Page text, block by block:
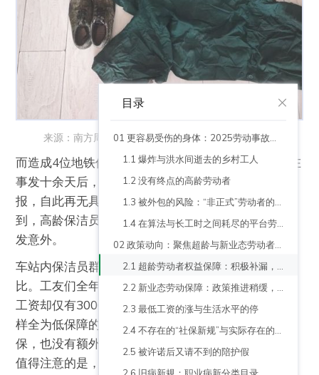
来源：南方周末《一名绿化工人，倒在东北的盛夏 》
而造成4位地铁保洁员伤亡的安全事故则更加蹊跷。在
事发十余天后，绍兴市轨道运输集团才发布简短通
报，自此再无具体调查结果。不过，无需通报也能见
到，高龄保洁员群体所承受的伤害，同样不只这次突
发意外。
车站内保洁员群体的工作强度与报酬，长年不成正
比。工友们全年无休，一天工作12小时或以上，每月
工资却仅有3000-4000元。同时，伤亡的保洁员们同
样全为低保障的外包劳动关系，其公司普遍不缴纳社
保，也没有额外工伤险，事故后的赔偿机制成谜。更
值得注意的是，事发后仅数天，外包公司当即辞退所
目录
1.1 爆炸与洪水间逝去的乡村工人
1.2 没有终点的高龄劳动者
1.4 在算法与长工时之间耗尽的平台劳动者
02 政策动向：聚焦超龄与新业态劳动者，却回避根本劳动保障问题
2.3 最低工资的涨与生活水平的停
2.5 被许诺后又请不到的陪护假
2.6 旧病新规：职业病新分类目录